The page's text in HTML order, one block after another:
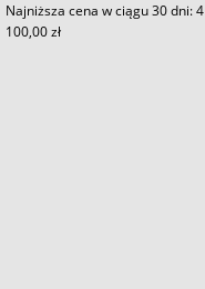
Najniższa cena w ciągu 30 dni:4
100,00 zł